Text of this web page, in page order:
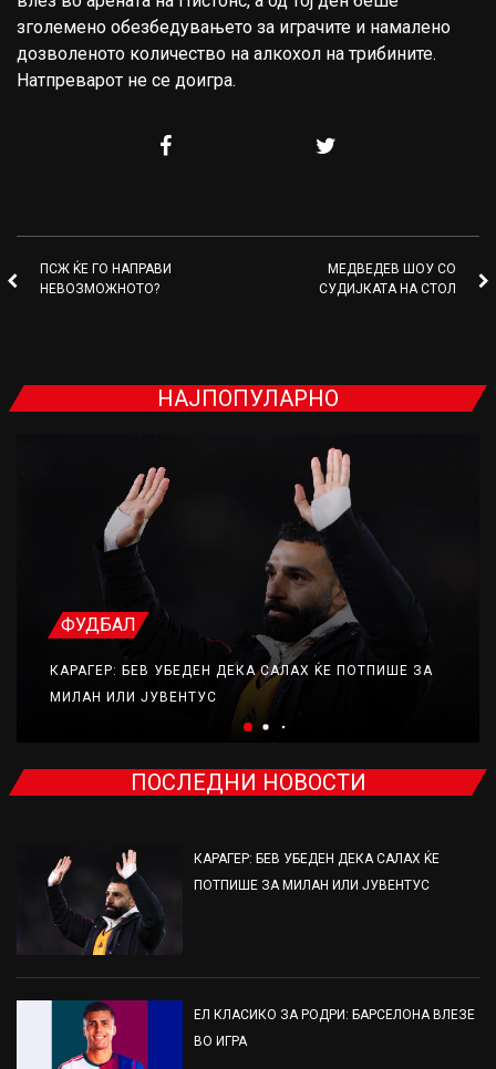
зголемено обезбедувањето за играчите и намалено
дозволеното количество на алкохол на трибините.
Натпреварот не се доигра.
ПСЖ ЌЕ ГО НАПРАВИ
НЕВОЗМОЖНОТО?
МЕДВЕДЕВ ШОУ СО
СУДИЈКАТА НА СТОЛ
НАЈПОПУЛАРНО
ФУДБАЛ
КАРАГЕР: БЕВ УБЕДЕН ДЕКА САЛАХ ЌЕ ПОТПИШЕ ЗА
МИЛАН ИЛИ ЈУВЕНТУС
ПОСЛЕДНИ НОВОСТИ
КАРАГЕР: БЕВ УБЕДЕН ДЕКА САЛАХ ЌЕ
ПОТПИШЕ ЗА МИЛАН ИЛИ ЈУВЕНТУС
ЕЛ КЛАСИКО ЗА РОДРИ: БАРСЕЛОНА ВЛЕЗЕ
ВО ИГРА